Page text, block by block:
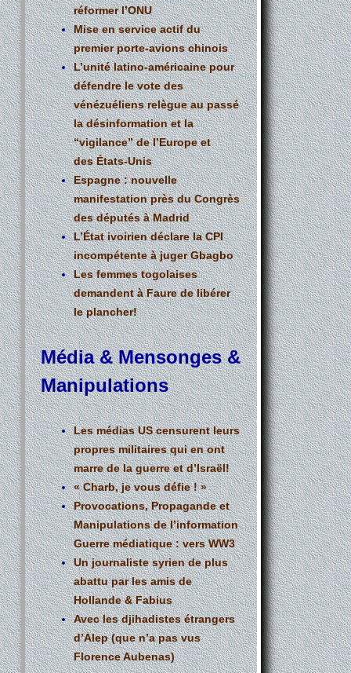
réformer l’ONU
Mise en service actif du
premier porte-avions chinois
L’unité latino-américaine pour
défendre le vote des
vénézuéliens relègue au passé
la désinformation et la
“vigilance” de l’Europe et
des États-Unis
Espagne : nouvelle
manifestation près du Congrès
des députés à Madrid
L’État ivoirien déclare la CPI
incompétente à juger Gbagbo
Les femmes togolaises
demandent à Faure de libérer
le plancher!
Média & Mensonges &
Manipulations
Les médias US censurent leurs
propres militaires qui en ont
marre de la guerre et d’Israël!
« Charb, je vous défie ! »
Provocations, Propagande et
Manipulations de l’information
Guerre médiatique : vers WW3
Un journaliste syrien de plus
abattu par les amis de
Hollande & Fabius
Avec les djihadistes étrangers
d’Alep (que n’a pas vus
Florence Aubenas)